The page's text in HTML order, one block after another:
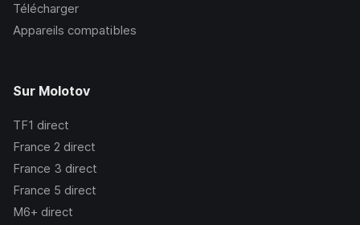
Télécharger
Appareils compatibles
Sur Molotov
TF1 direct
France 2 direct
France 3 direct
France 5 direct
M6+ direct